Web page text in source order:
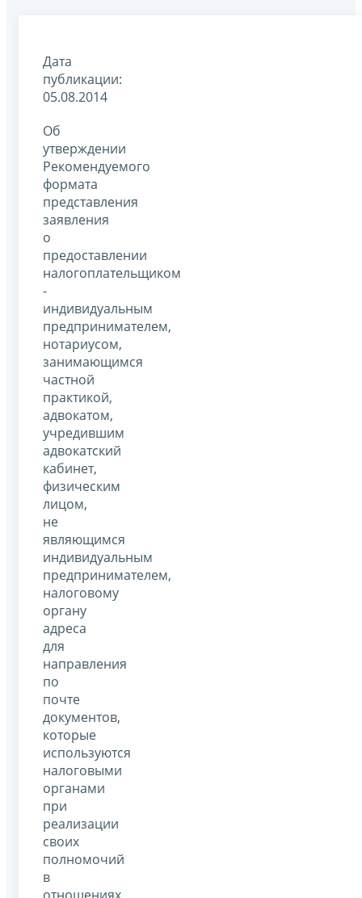
Дата
публикации:
05.08.2014
Об
утверждении
Рекомендуемого
формата
представления
заявления
о
предоставлении
налогоплательщиком
-
индивидуальным
предпринимателем,
нотариусом,
занимающимся
частной
практикой,
адвокатом,
учредившим
адвокатский
кабинет,
физическим
лицом,
не
являющимся
индивидуальным
предпринимателем,
налоговому
органу
адреса
для
направления
по
почте
документов,
которые
используются
налоговыми
органами
при
реализации
своих
полномочий
в
отношениях,